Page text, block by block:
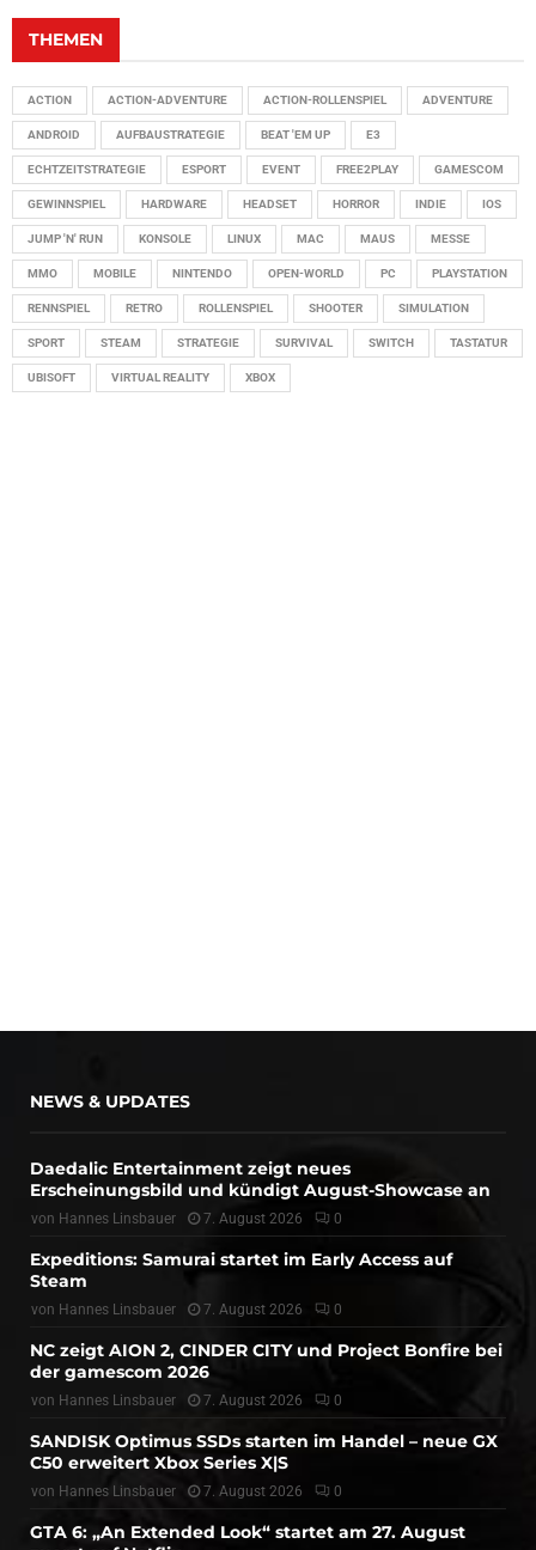
THEMEN
ACTION ACTION-ADVENTURE ACTION-ROLLENSPIEL ADVENTURE
ANDROID AUFBAUSTRATEGIE BEAT 'EM UP E3
ECHTZEITSTRATEGIE ESPORT EVENT FREE2PLAY GAMESCOM
GEWINNSPIEL HARDWARE HEADSET HORROR INDIE IOS
JUMP 'N' RUN KONSOLE LINUX MAC MAUS MESSE
MMO MOBILE NINTENDO OPEN-WORLD PC PLAYSTATION
RENNSPIEL RETRO ROLLENSPIEL SHOOTER SIMULATION
SPORT STEAM STRATEGIE SURVIVAL SWITCH TASTATUR
UBISOFT VIRTUAL REALITY XBOX
NEWS & UPDATES
Daedalic Entertainment zeigt neues
Erscheinungsbild und kündigt August-Showcase an
von Hannes Linsbauer 7. August 2026 0
Expeditions: Samurai startet im Early Access auf
Steam
von Hannes Linsbauer 7. August 2026 0
NC zeigt AION 2, CINDER CITY und Project Bonfire bei
der gamescom 2026
von Hannes Linsbauer 7. August 2026 0
SANDISK Optimus SSDs starten im Handel – neue GX
C50 erweitert Xbox Series X|S
von Hannes Linsbauer 7. August 2026 0
GTA 6: „An Extended Look“ startet am 27. August